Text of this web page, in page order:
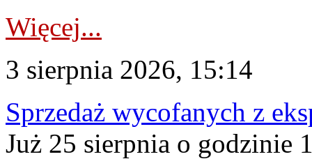
Więcej...
3 sierpnia 2026, 15:14
Sprzedaż wycofanych z
Już 25 sierpnia o godzinie